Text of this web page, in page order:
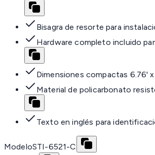
Bisagra de resorte para
Hardware completo incluido
Dimensiones compactas 6.76' x
Material de policarbonato
Texto en inglés para
ModeloSTI-6521-C